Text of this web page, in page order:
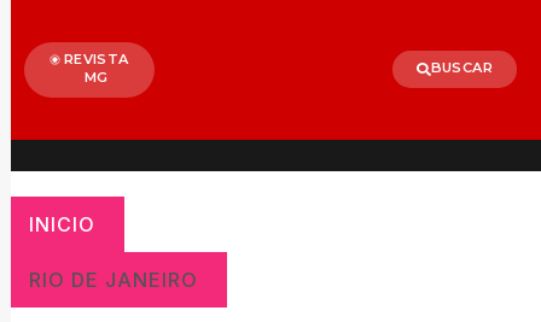
REVISTA
MG
BUSCAR
INICIO
RIO DE JANEIRO